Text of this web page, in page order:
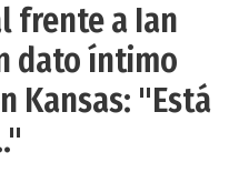
frente a Ian
dato íntimo
Kansas: "Está